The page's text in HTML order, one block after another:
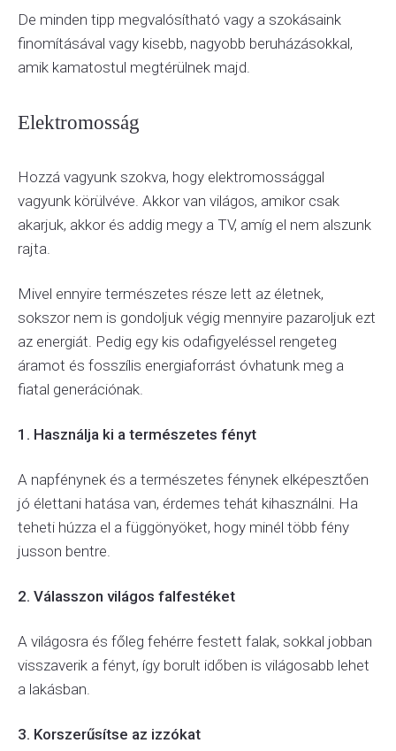
De minden tipp megvalósítható vagy a szokásaink
finomításával vagy kisebb, nagyobb beruházásokkal,
amik kamatostul megtérülnek majd.
Elektromosság
Hozzá vagyunk szokva, hogy elektromossággal
vagyunk körülvéve. Akkor van világos, amikor csak
akarjuk, akkor és addig megy a TV, amíg el nem alszunk
rajta.
Mivel ennyire természetes része lett az életnek,
sokszor nem is gondoljuk végig mennyire pazaroljuk ezt
az energiát. Pedig egy kis odafigyeléssel rengeteg
áramot és fosszílis energiaforrást óvhatunk meg a
fiatal generációnak.
1. Használja ki a természetes fényt
A napfénynek és a természetes fénynek elképesztően
jó élettani hatása van, érdemes tehát kihasználni. Ha
teheti húzza el a függönyöket, hogy minél több fény
jusson bentre.
2. Válasszon világos falfestéket
A világosra és főleg fehérre festett falak, sokkal jobban
visszaverik a fényt, így borult időben is világosabb lehet
a lakásban.
3. Korszerűsítse az izzókat